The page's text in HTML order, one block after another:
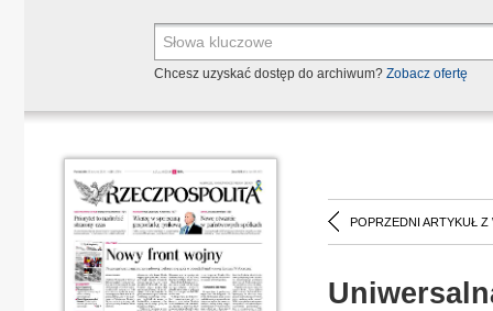
Chcesz uzyskać dostęp do archiwum? Zobacz ofertę
POPRZEDNI ARTYKUŁ Z